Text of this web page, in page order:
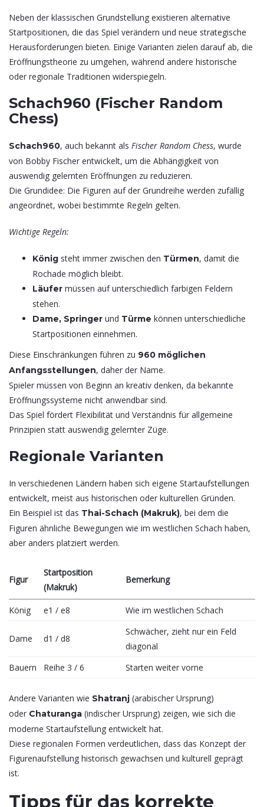
Neben der klassischen Grundstellung existieren alternative
Startpositionen, die das Spiel verändern und neue strategische
Herausforderungen bieten. Einige Varianten zielen darauf ab, die
Eröffnungstheorie zu umgehen, während andere historische
oder regionale Traditionen widerspiegeln.
Schach960 (Fischer Random
Chess)
Schach960, auch bekannt als Fischer Random Chess, wurde
von Bobby Fischer entwickelt, um die Abhängigkeit von
auswendig gelernten Eröffnungen zu reduzieren.
Die Grundidee: Die Figuren auf der Grundreihe werden zufällig
angeordnet, wobei bestimmte Regeln gelten.
Wichtige Regeln:
König steht immer zwischen den Türmen, damit die
Rochade möglich bleibt.
Läufer müssen auf unterschiedlich farbigen Feldern
stehen.
Dame, Springer und Türme können unterschiedliche
Startpositionen einnehmen.
Diese Einschränkungen führen zu 960 möglichen
Anfangsstellungen, daher der Name.
Spieler müssen von Beginn an kreativ denken, da bekannte
Eröffnungssysteme nicht anwendbar sind.
Das Spiel fördert Flexibilität und Verständnis für allgemeine
Prinzipien statt auswendig gelernter Züge.
Regionale Varianten
In verschiedenen Ländern haben sich eigene Startaufstellungen
entwickelt, meist aus historischen oder kulturellen Gründen.
Ein Beispiel ist das Thai-Schach (Makruk), bei dem die
Figuren ähnliche Bewegungen wie im westlichen Schach haben,
aber anders platziert werden.
Figur
Startposition
(Makruk)
Bemerkung
König e1 / e8 Wie im westlichen Schach
Dame d1 / d8
Schwächer, zieht nur ein Feld
diagonal
Bauern
Reihe 3 / 6 Starten weiter vorne
Andere Varianten wie Shatranj (arabischer Ursprung)
oder Chaturanga (indischer Ursprung) zeigen, wie sich die
moderne Startaufstellung entwickelt hat.
Diese regionalen Formen verdeutlichen, dass das Konzept der
Figurenaufstellung historisch gewachsen und kulturell geprägt
ist.
Tipps für das korrekte